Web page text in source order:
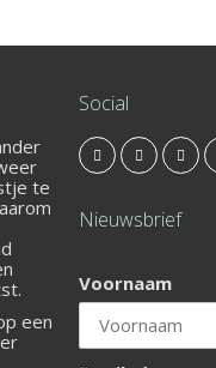
te
een
Social
Nieuwsbrief
Voornaam